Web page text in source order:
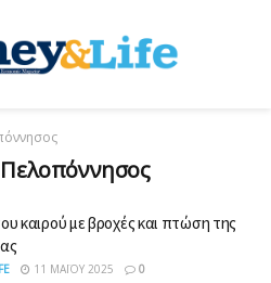
καιρού με βροχές και πτώση της
11 ΜΑΪ́ΟΥ 2025 0